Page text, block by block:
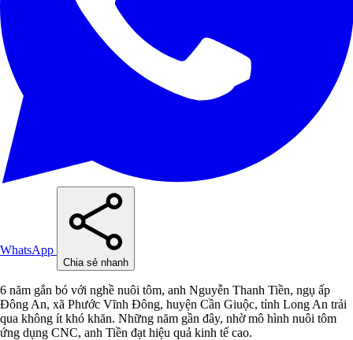
WhatsApp
Chia sẻ nhanh
6 năm gắn bó với nghề nuôi tôm, anh Nguyễn Thanh Tiền, ngụ ấp
Đông An, xã Phước Vĩnh Đông, huyện Cần Giuộc, tỉnh Long An trải
qua không ít khó khăn. Những năm gần đây, nhờ mô hình nuôi tôm
ứng dụng CNC, anh Tiền đạt hiệu quả kinh tế cao.